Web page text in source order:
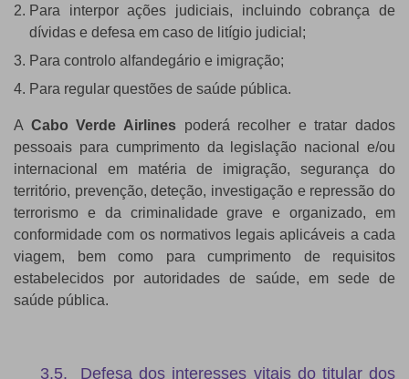
Para interpor ações judiciais, incluindo cobrança de
dívidas e defesa em caso de litígio judicial;
Para controlo alfandegário e imigração;
Para regular questões de saúde pública.
A Cabo Verde Airlinespoderá recolher e tratar dados
pessoais para cumprimento da legislação nacional e/ou
internacional em matéria de imigração, segurança do
território, prevenção, deteção, investigação e repressão do
terrorismo e da criminalidade grave e organizado, em
conformidade com os normativos legais aplicáveis a cada
viagem, bem como para cumprimento de requisitos
estabelecidos por autoridades de saúde, em sede de
saúde pública.
3.5. Defesa dos interesses vitais do titular dos